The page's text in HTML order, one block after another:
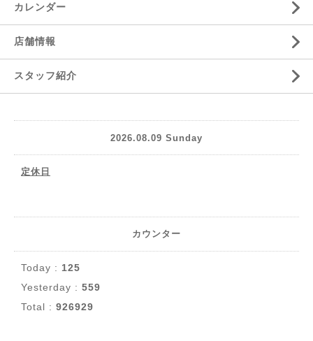
カレンダー
店舗情報
スタッフ紹介
2026.08.09 Sunday
定休日
カウンター
Today : 125
Yesterday : 559
Total : 926929